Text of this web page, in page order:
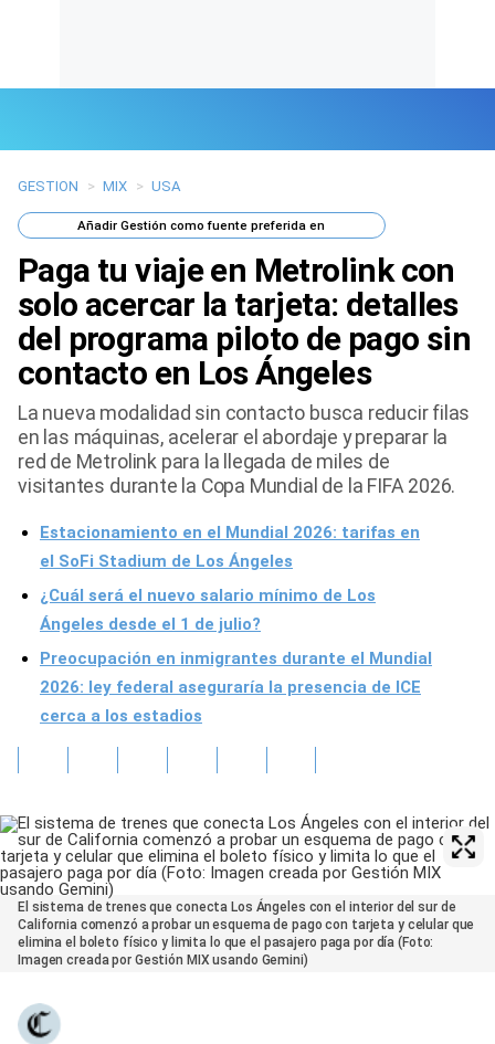
Últimas Noticias
Mi Bolsillo
Respuestas
Gente
Tendencias Mix
Sports
GESTION > MIX > USA
AñadirGestión como fuente preferida en
Paga tu viaje en Metrolink con
solo acercar la tarjeta: detalles
del programa piloto de pago sin
contacto en Los Ángeles
La nueva modalidad sin contacto busca reducir filas
en las máquinas, acelerar el abordaje y preparar la
red de Metrolink para la llegada de miles de
visitantes durante la Copa Mundial de la FIFA 2026.
Estacionamiento en el Mundial 2026: tarifas en
el SoFi Stadium de Los Ángeles
¿Cuál será el nuevo salario mínimo de Los
Ángeles desde el 1 de julio?
Preocupación en inmigrantes durante el Mundial
2026: ley federal aseguraría la presencia de ICE
cerca a los estadios
El sistema de trenes que conecta Los Ángeles con el interior del sur de
California comenzó a probar un esquema de pago con tarjeta y celular que
elimina el boleto físico y limita lo que el pasajero paga por día (Foto:
Imagen creada por Gestión MIX usando Gemini)